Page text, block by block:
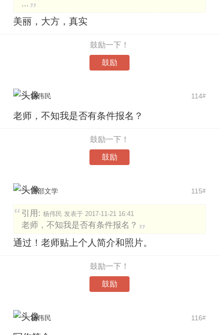
...
美丽，大方，真实
鼓励一下！
鼓励
114#
杨伟民
老师，不知我是否有条件报名？
鼓励一下！
鼓励
115#
西部文学
引用: 杨伟民 发表于 2017-11-21 16:41
老师，不知我是否有条件报名？
通过！老师贴上个人简介和照片。
鼓励一下！
鼓励
116#
杨伟民